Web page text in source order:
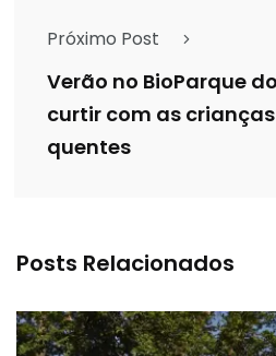
Próximo Post
Verão no BioParque
curtir com as
quentes
Posts Relacionados